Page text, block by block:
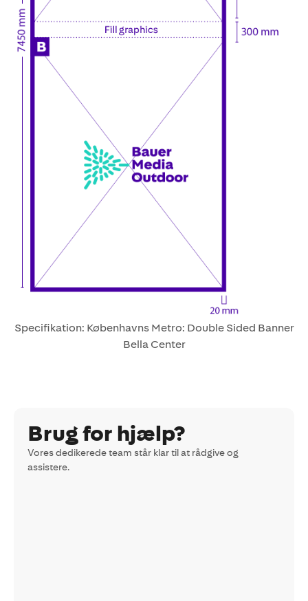
Specifikation: Københavns Metro: Double Sided Banner
Bella Center
Brug for hjælp?
Vores dedikerede team står klar til at rådgive og
assistere.